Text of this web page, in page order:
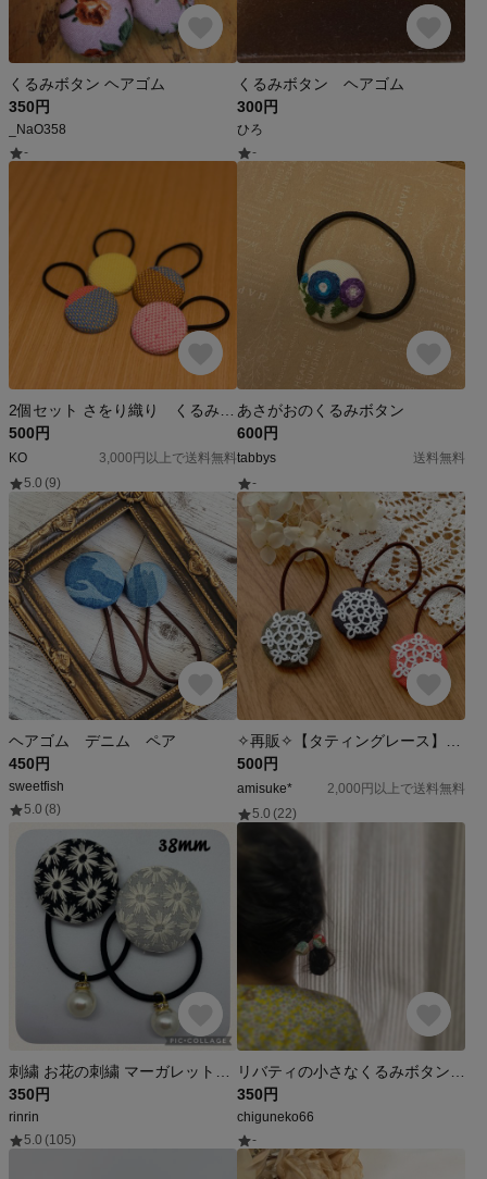
くるみボタン ヘアゴム
350円
_NaO358
-
くるみボタン ヘアゴム
300円
ひろ
-
500円
KO
3,000円以上で送料無料
5.0 (9)
あさがおのくるみボタン
600円
tabbys
送料無料
-
ヘアゴム デニム ペア
450円
sweetfish
5.0 (8)
500円
amisuke*
2,000円以上で送料無料
5.0 (22)
350円
rinrin
5.0 (105)
350円
chiguneko66
-